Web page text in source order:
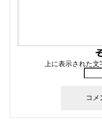
上に表示された